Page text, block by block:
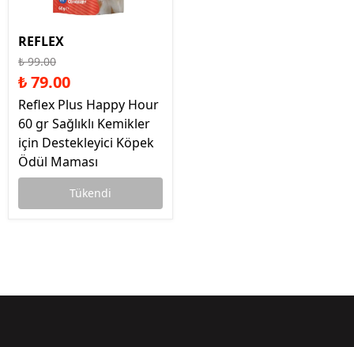
REFLEX
₺ 99.00
₺ 79.00
Reflex Plus Happy Hour
60 gr Sağlıklı Kemikler
için Destekleyici Köpek
Ödül Maması
Tükendi